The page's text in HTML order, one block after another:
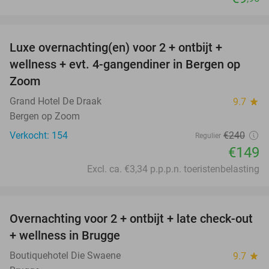
Luxe overnachting(en) voor 2 + ontbijt +
wellness + evt. 4-gangendiner in Bergen op
Zoom
Grand Hotel De Draak 9.7 star
Bergen op Zoom
Verkocht: 154
Regulier €240
€149
Excl. ca. €3,34 p.p.p.n. toeristenbelasting
34%
Overnachting voor 2 + ontbijt + late check-out
+ wellness in Brugge
Boutiquehotel Die Swaene 9.7 star